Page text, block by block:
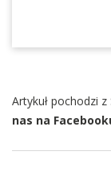
Artykuł pochodzi
nas na